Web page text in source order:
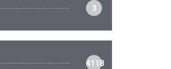
3
4118